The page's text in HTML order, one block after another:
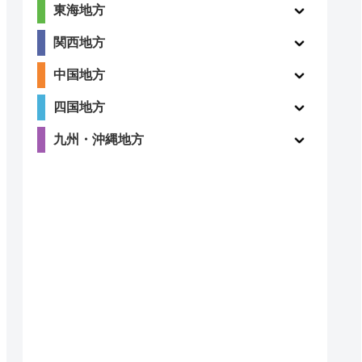
東海地方
関西地方
中国地方
四国地方
九州・沖縄地方